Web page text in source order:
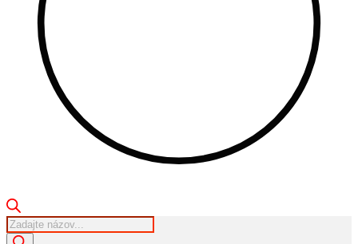
Products
search